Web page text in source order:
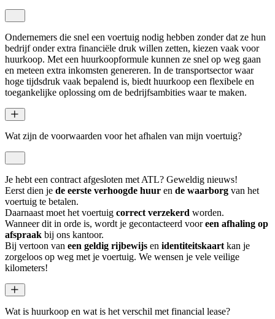
Ondernemers die snel een voertuig nodig hebben zonder dat ze hun
bedrijf onder extra financiële druk willen zetten, kiezen vaak voor
huurkoop. Met een huurkoopformule kunnen ze snel op weg gaan
en meteen extra inkomsten genereren. In de transportsector waar
hoge tijdsdruk vaak bepalend is, biedt huurkoop een flexibele en
toegankelijke oplossing om de bedrijfsambities waar te maken.
Wat zijn de voorwaarden voor het afhalen van mijn voertuig?
Je hebt een contract afgesloten met ATL? Geweldig nieuws!
Eerst dien je de eerste verhoogde huur en de waarborg van het
voertuig te betalen.
Daarnaast moet het voertuig correct verzekerd worden.
Wanneer dit in orde is, wordt je gecontacteerd vooreen afhaling op
afspraak bij ons kantoor.
Bij vertoon van een geldig rijbewijs en identiteitskaart kan je
zorgeloos op weg met je voertuig. We wensen je vele veilige
kilometers!
Wat is huurkoop en wat is het verschil met financial lease?